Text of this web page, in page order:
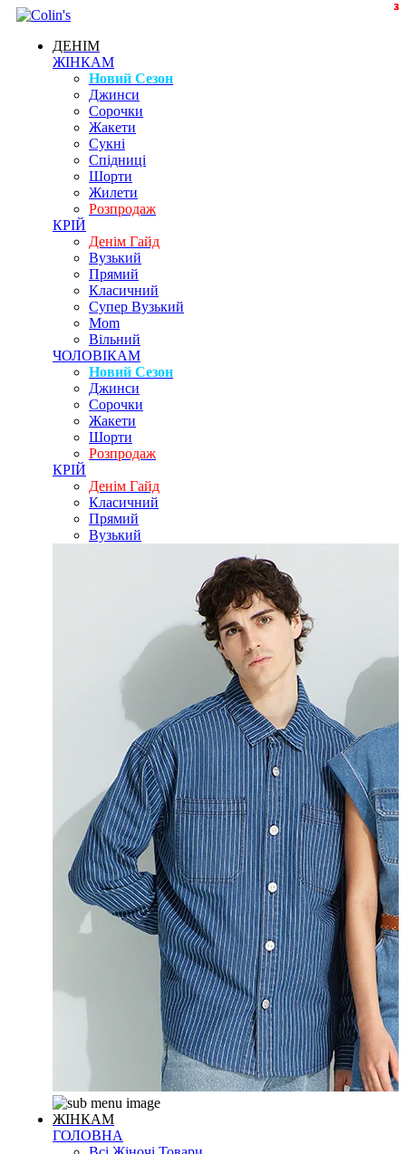
ДЕНІМ
ЖІНКАМ
Новий Сезон
Джинси
Сорочки
Жакети
Сукні
Спідниці
Шорти
Жилети
Розпродаж
КРІЙ
Денім Гайд
Вузький
Прямий
Класичний
Супер Вузький
Mom
Вільний
ЧОЛОВІКАМ
Новий Сезон
Джинси
Сорочки
Жакети
Шорти
Розпродаж
КРІЙ
Денім Гайд
Класичний
Прямий
Вузький
ЖІНКАМ
ГОЛОВНА
3
3
3
2